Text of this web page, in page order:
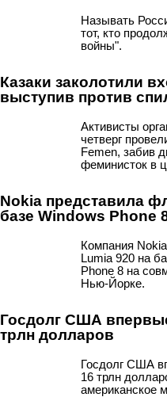
Называть
тот, кто
войны".
Казаки заколотили
выступив против
Активисты
четверг
Femen, забив
феминисток в
Nokia представила
базе Windows Phone
Компания
Lumia 920 на
Phone 8 на
Нью-Йорке.
Госдолг США
трлн долларов
Госдолг США
16 трлн
американское